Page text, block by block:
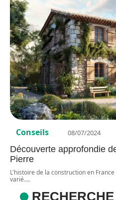
Conseils 08/07/2024
Découverte approfondie
Pierre
L'histoire de la construction en
varié.…
RECHERCHE